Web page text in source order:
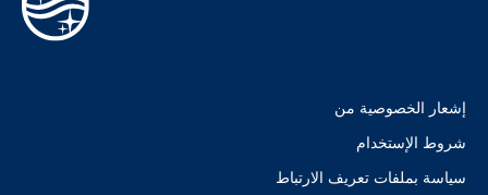
إشعار الخصوصية من
شروط الإستخدام
سياسة بملفات تعريف الارتباط